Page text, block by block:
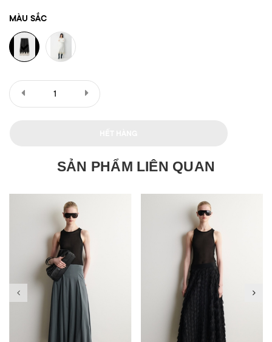
MÀU SẮC
SẢN PHẨM LIÊN QUAN